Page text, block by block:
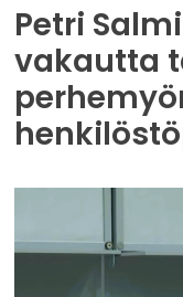
Petri
vakautta